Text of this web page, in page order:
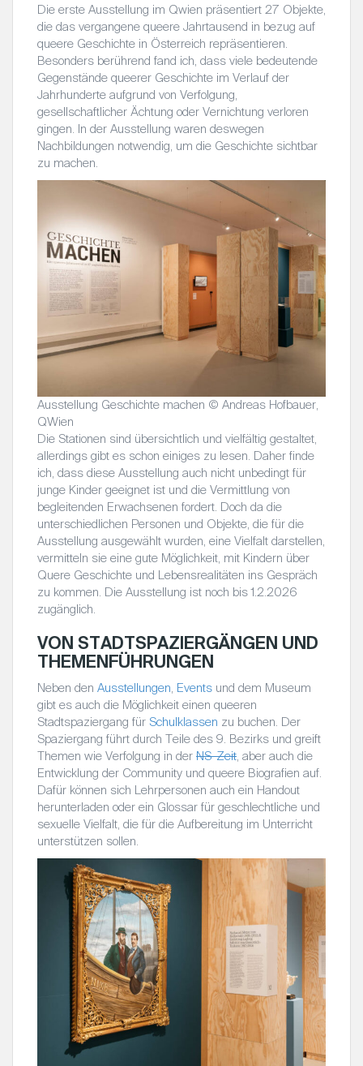
Die erste Ausstellung im Qwien präsentiert 27 Objekte,
die das vergangene queere Jahrtausend in bezug auf
queere Geschichte in Österreich repräsentieren.
Besonders berührend fand ich, dass viele bedeutende
Gegenstände queerer Geschichte im Verlauf der
Jahrhunderte aufgrund von Verfolgung,
gesellschaftlicher Ächtung oder Vernichtung verloren
gingen. In der Ausstellung waren deswegen
Nachbildungen notwendig, um die Geschichte sichtbar
zu machen.
Ausstellung Geschichte machen © Andreas Hofbauer,
QWien
Die Stationen sind übersichtlich und vielfältig gestaltet,
allerdings gibt es schon einiges zu lesen. Daher finde
ich, dass diese Ausstellung auch nicht unbedingt für
junge Kinder geeignet ist und die Vermittlung von
begleitenden Erwachsenen fordert. Doch da die
unterschiedlichen Personen und Objekte, die für die
Ausstellung ausgewählt wurden, eine Vielfalt darstellen,
vermitteln sie eine gute Möglichkeit, mit Kindern über
Quere Geschichte und Lebensrealitäten ins Gespräch
zu kommen. Die Ausstellung ist noch bis 1.2.2026
zugänglich.
VON STADTSPAZIERGÄNGEN UND
THEMENFÜHRUNGEN
Neben den Ausstellungen, Events und dem Museum
gibt es auch die Möglichkeit einen queeren
Stadtspaziergang für Schulklassen zu buchen. Der
Spaziergang führt durch Teile des 9. Bezirks und greift
Themen wie Verfolgung in der NS-Zeit, aber auch die
Entwicklung der Community und queere Biografien auf.
Dafür können sich Lehrpersonen auch ein Handout
herunterladen oder ein Glossar für geschlechtliche und
sexuelle Vielfalt, die für die Aufbereitung im Unterricht
unterstützen sollen.